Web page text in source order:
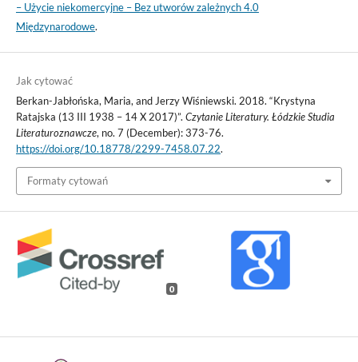
– Użycie niekomercyjne – Bez utworów zależnych 4.0
Międzynarodowe.
Jak cytować
Berkan-Jabłońska, Maria, and Jerzy Wiśniewski. 2018. “Krystyna
Ratajska (13 III 1938 – 14 X 2017)”. Czytanie Literatury. Łódzkie Studia
Literaturoznawcze, no. 7 (December): 373-76.
https://doi.org/10.18778/2299-7458.07.22.
Formaty cytowań
0